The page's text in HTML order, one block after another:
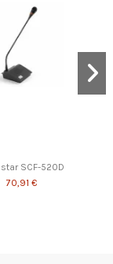
SCF-520D
70,91 €